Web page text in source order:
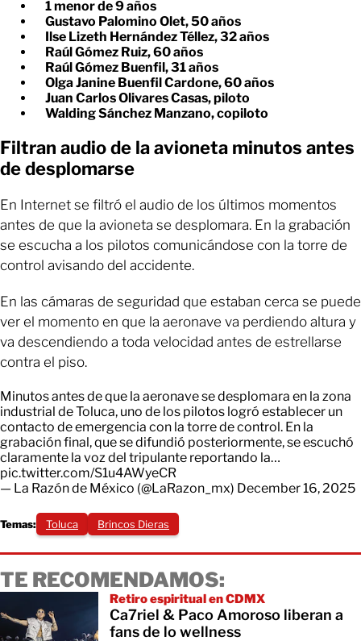
1 menor de 9 años
Gustavo Palomino Olet, 50 años
Ilse Lizeth Hernández Téllez, 32 años
Raúl Gómez Ruiz, 60 años
Raúl Gómez Buenfil, 31 años
Olga Janine Buenfil Cardone, 60 años
Juan Carlos Olivares Casas, piloto
Walding Sánchez Manzano, copiloto
Filtran audio de la avioneta minutos antes
de desplomarse
En Internet se filtró el audio de los últimos momentos
antes de que la avioneta se desplomara. En la grabación
se escucha a los pilotos comunicándose con la torre de
control avisando del accidente.
En las cámaras de seguridad que estaban cerca se puede
ver el momento en que la aeronave va perdiendo altura y
va descendiendo a toda velocidad antes de estrellarse
contra el piso.
Minutos antes de que la aeronave se desplomara en la zona
industrial de Toluca, uno de los pilotos logró establecer un
contacto de emergencia con la torre de control. En la
grabación final, que se difundió posteriormente, se escuchó
claramente la voz del tripulante reportando la…
pic.twitter.com/S1u4AWyeCR
— La Razón de México (@LaRazon_mx) December 16, 2025
Temas: Toluca Brincos Dieras
TE RECOMENDAMOS:
Retiro espiritual en CDMX
Ca7riel & Paco Amoroso liberan a
fans de lo wellness